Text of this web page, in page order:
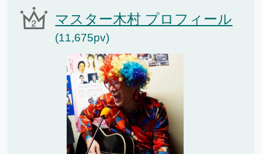
マスター木村 プロフィール
(11,675pv)